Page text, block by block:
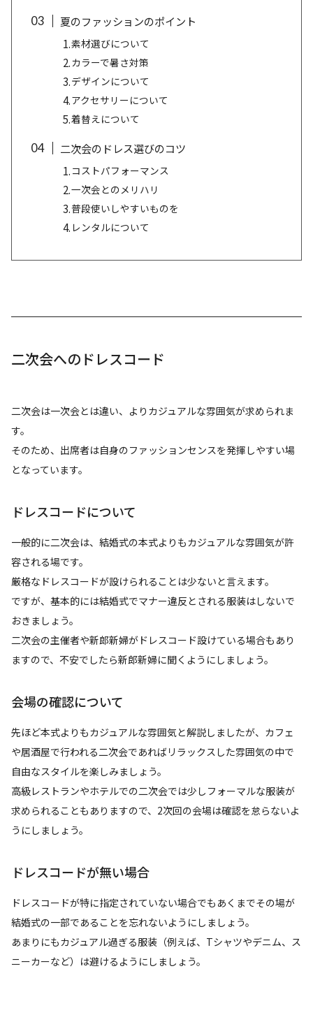
夏のファッションのポイント
素材選びについて
カラーで暑さ対策
デザインについて
アクセサリーについて
着替えについて
二次会のドレス選びのコツ
コストパフォーマンス
一次会とのメリハリ
普段使いしやすいものを
レンタルについて
二次会へのドレスコード
二次会は一次会とは違い、よりカジュアルな雰囲気が求められま
す。
そのため、出席者は自身のファッションセンスを発揮しやすい場
となっています。
ドレスコードについて
一般的に二次会は、結婚式の本式よりもカジュアルな雰囲気が許
容される場です。
厳格なドレスコードが設けられることは少ないと言えます。
ですが、基本的には結婚式でマナー違反とされる服装はしないで
おきましょう。
二次会の主催者や新郎新婦がドレスコード設けている場合もあり
ますので、不安でしたら新郎新婦に聞くようにしましょう。
会場の確認について
先ほど本式よりもカジュアルな雰囲気と解説しましたが、カフェ
や居酒屋で行われる二次会であればリラックスした雰囲気の中で
自由なスタイルを楽しみましょう。
高級レストランやホテルでの二次会では少しフォーマルな服装が
求められることもありますので、2次回の会場は確認を怠らないよ
うにしましょう。
ドレスコードが無い場合
ドレスコードが特に指定されていない場合でもあくまでその場が
結婚式の一部であることを忘れないようにしましょう。
あまりにもカジュアル過ぎる服装（例えば、Tシャツやデニム、ス
ニーカーなど）は避けるようにしましょう。